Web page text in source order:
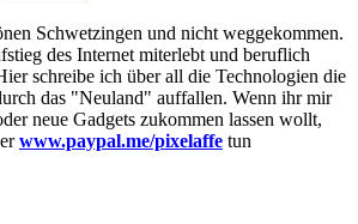
Schwetzingen und nicht weggekommen.
des Internet miterlebt und beruflich
schreibe ich über all die Technologien die
das "Neuland" auffallen. Wenn ihr mir
neue Gadgets zukommen lassen wollt,
www.paypal.me/pixelaffe tun